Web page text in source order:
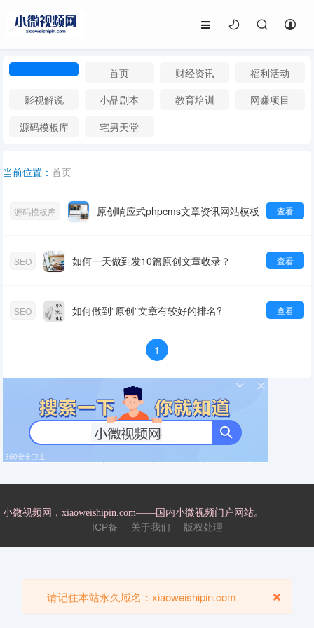
首页 财经资讯
福利活动
影视解说
小品剧本 教育培训
网赚项目
源码模板库
宅男天堂
当前位置：首页
源码模板库 原创响应式phpcms文章资讯网站模板 查看
SEO 如何一天做到发10篇原创文章收录？ 查看
SEO 如何做到”原创”文章有较好的排名? 查看
1
请记住本站永久域名：xiaoweishipin.com
小微视频网，xiaoweishipin.com——国内小微视频门户网站。
ICP备 - 关于我们 - 版权处理